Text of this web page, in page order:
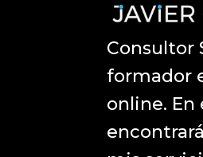
Consultor
formador
online.